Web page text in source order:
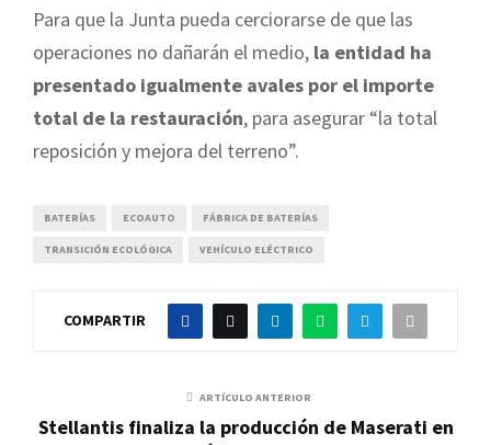
Para que la Junta pueda cerciorarse de que las
operaciones no dañarán el medio, la entidad ha
presentado igualmente avales por el importe
total de la restauración, para asegurar “la total
reposición y mejora del terreno”.
BATERÍAS ECOAUTO FÁBRICA DE BATERÍAS
TRANSICIÓN ECOLÓGICA VEHÍCULO ELÉCTRICO
COMPARTIR
ARTÍCULO ANTERIOR
Stellantis finaliza la producción de Maserati en